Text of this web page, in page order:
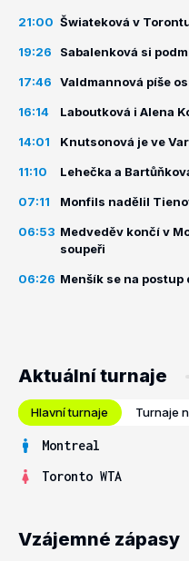
21:00 Šwiateková v
19:26 Sabalenková si
17:46 Valdmannová píše
16:14 Laboutková i Alena
14:01 Knutsonová je ve
11:10 Lehečka a
07:11 Monfils nadělil
06:53 Medveděv končí v
soupeři
06:26 Menšík se na
Aktuální turnaje
Hlavní turnaje Turnaje
Montreal
Toronto WTA
Vzájemné zápasy